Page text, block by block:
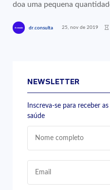
doa uma pequena
dr.consulta 25, nov de 2019
NEWSLETTER
Inscreva-se para receber
saúde